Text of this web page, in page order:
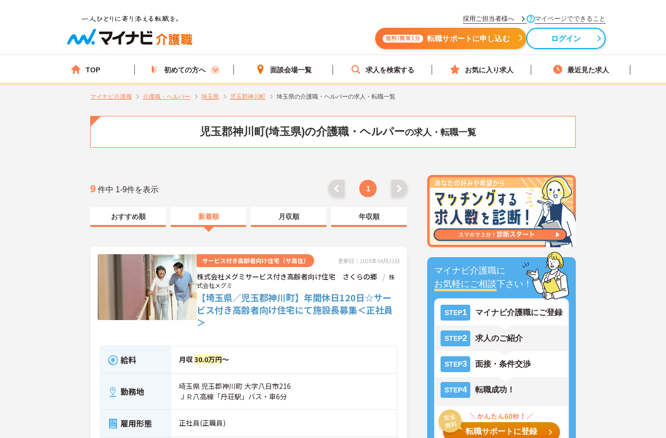
採用ご担当者様へ マイページでできること
無料!簡単1分 転職サポートに申し込む ログイン
TOP 初めての方へ 面談会場一覧 求人を検索する お気に入り求人 最近見た求人
マイナビ介護職 介護職・ヘルパー 埼玉県 児玉郡神川町 埼玉県の介護職・ヘルパーの求人・転職一覧
児玉郡神川町(埼玉県)の介護職・ヘルパーの求人・転職一覧
マイナビ介護職に
お気軽にご相談下さい！
STEP1 マイナビ介護職にご登録
STEP2 求人のご紹介
STEP3 面接・条件交渉
STEP4 転職成功！
転職サポートに登録
9 件中 1-9件を表示 1
おすすめ順 新着順 月収順 年収順
サービス付き高齢者向け住宅（サ高住） 更新日：2026年04月22日
株式会社メグミサービス付き高齢者向け住宅 さくらの郷
株
式会社メグミ
【埼玉県／児玉郡神川町】年間休日120日☆サー
ビス付き高齢者向け住宅にて施設長募集＜正社員
＞
給料 月収30.0万円～
勤務地
埼玉県 児玉郡神川町 大字八日市216
ＪＲ八高線「丹荘駅」バス・車6分
雇用形態 正社員(正職員)